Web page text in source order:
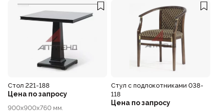
Стол 221-188
Цена по запросу
900x900x760 мм.
Стул с подлокотниками 038-
118
Цена по запросу
Для фудкорта
Конференц-столы
Квадратные
На одной ножке
Для общепита